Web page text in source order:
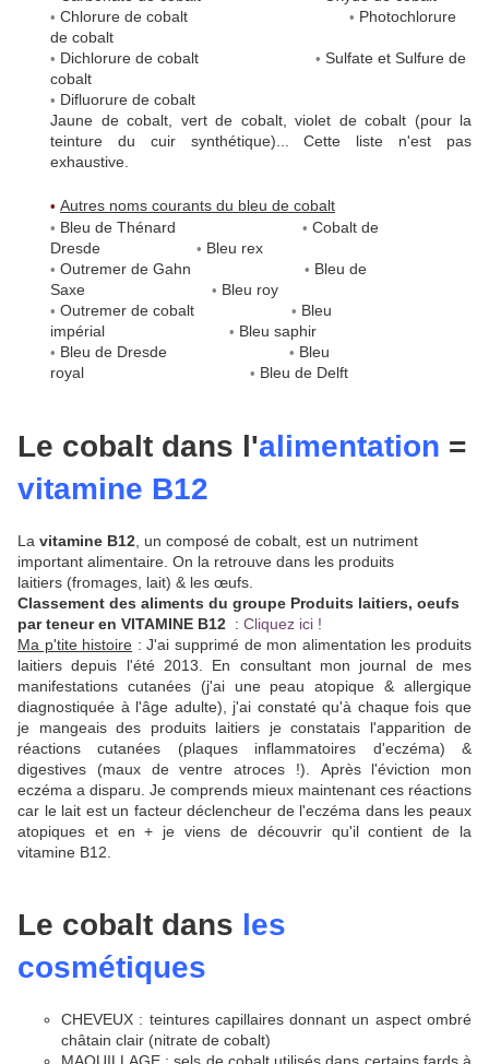
• Chlorure de cobalt • Photochlorure
de cobalt
• Dichlorure de cobalt • Sulfate et Sulfure de
cobalt
• Difluorure de cobalt
Jaune de cobalt, vert de cobalt, violet de cobalt (pour la
teinture du cuir synthétique)... Cette liste n'est pas
exhaustive.
• Autres noms courants du bleu de cobalt
• Bleu de Thénard • Cobalt de
Dresde • Bleu rex
• Outremer de Gahn • Bleu de
Saxe
• Bleu roy
• Outremer de cobalt • Bleu
impérial
• Bleu saphir
• Bleu de Dresde • Bleu
royal • Bleu de Delft
Le cobalt dans l'alimentation =
vitamine B12
La vitamine B12 , un composé de cobalt, est un nutriment
important alimentaire. On la retrouve dans les produits
laitiers (fromages, lait) & les œufs.
Classement des aliments du groupe Produits laitiers, oeufs
par teneur en VITAMINE B12 : Cliquez ici !
Ma p'tite histoire : J'ai supprimé de mon alimentation les produits
laitiers depuis l'été 2013. En consultant mon journal de mes
manifestations cutanées (j'ai une peau atopique & allergique
diagnostiquée à l'âge adulte), j'ai constaté qu'à chaque fois que
je mangeais des produits laitiers je constatais l'apparition de
réactions cutanées (plaques inflammatoires d'eczéma) &
digestives (maux de ventre atroces !). Après l'éviction mon
eczéma a disparu. Je comprends mieux maintenant ces réactions
car le lait est un facteur déclencheur de l'eczéma dans les peaux
atopiques et en + je viens de découvrir qu'il contient de la
vitamine B12.
Le cobalt dans les
cosmétiques
CHEVEUX : teintures capillaires donnant un aspect ombré
châtain clair (nitrate de cobalt)